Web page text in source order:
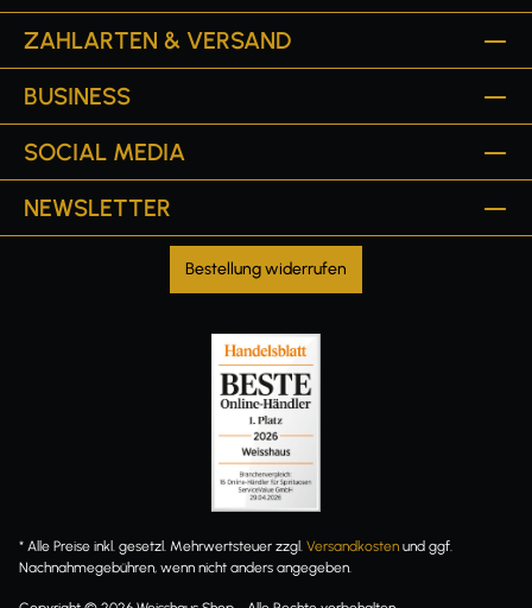
ZAHLARTEN & VERSAND
BUSINESS
SOCIAL MEDIA
NEWSLETTER
Bestellung widerrufen
* Alle Preise inkl. gesetzl. Mehrwertsteuer zzgl. Versandkosten und ggf.
Nachnahmegebühren, wenn nicht anders angegeben.